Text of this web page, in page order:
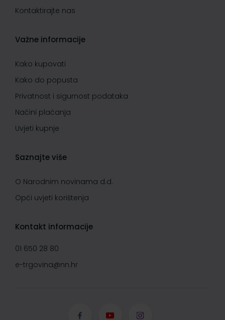
Kontaktirajte nas
Važne informacije
Kako kupovati
Kako do popusta
Privatnost i sigurnost podataka
Načini plaćanja
Uvjeti kupnje
Saznajte više
O Narodnim novinama d.d.
Opći uvjeti korištenja
Kontakt informacije
01 650 28 80
e-trgovina@nn.hr